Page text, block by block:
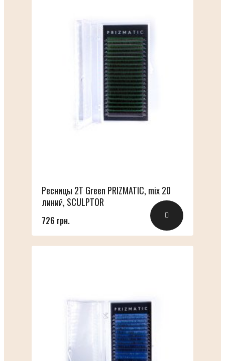
Ресницы 2T Green PRIZMATIC, mix 20
линий, SCULPTOR
726 грн.